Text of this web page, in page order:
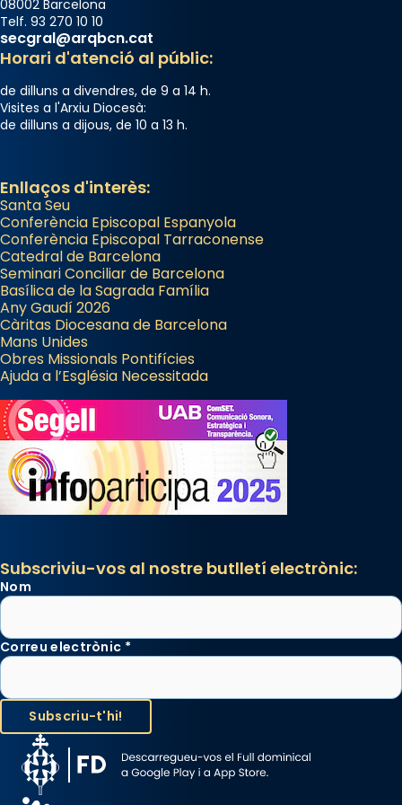
08002 Barcelona
Telf. 93 270 10 10
secgral@arqbcn.cat
Horari d'atenció al públic:
de dilluns a divendres, de 9 a 14 h.
Visites a l'Arxiu Diocesà:
de dilluns a dijous, de 10 a 13 h.
Enllaços d'interès:
Santa Seu
Conferència Episcopal Espanyola
Conferència Episcopal Tarraconense
Catedral de Barcelona
Seminari Conciliar de Barcelona
Basílica de la Sagrada Família
Any Gaudí 2026
Càritas Diocesana de Barcelona
Mans Unides
Obres Missionals Pontifícies
Ajuda a l’Església Necessitada
Subscriviu-vos al nostre butlletí electrònic:
Nom
Correu electrònic *